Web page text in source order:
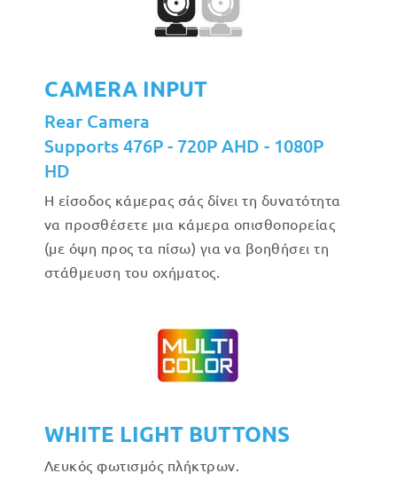
CAMERA INPUT
Rear Camera
Supports 476P - 720P AHD - 1080P
HD
Η είσοδος κάμερας σάς δίνει τη δυνατότητα
να προσθέσετε μια κάμερα οπισθοπορείας
(με όψη προς τα πίσω) για να βοηθήσει τη
στάθμευση του οχήματος.
WHITE LIGHT BUTTONS
Λευκός φωτισμός πλήκτρων.